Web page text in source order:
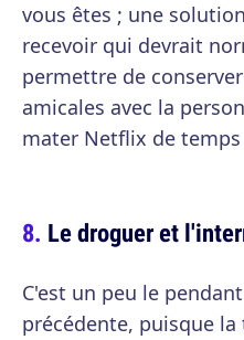
vous êtes ; une
recevoir qui devrait
permettre de
amicales avec la
mater Netflix de
Le droguer et
C'est un peu le
précédente, puisque